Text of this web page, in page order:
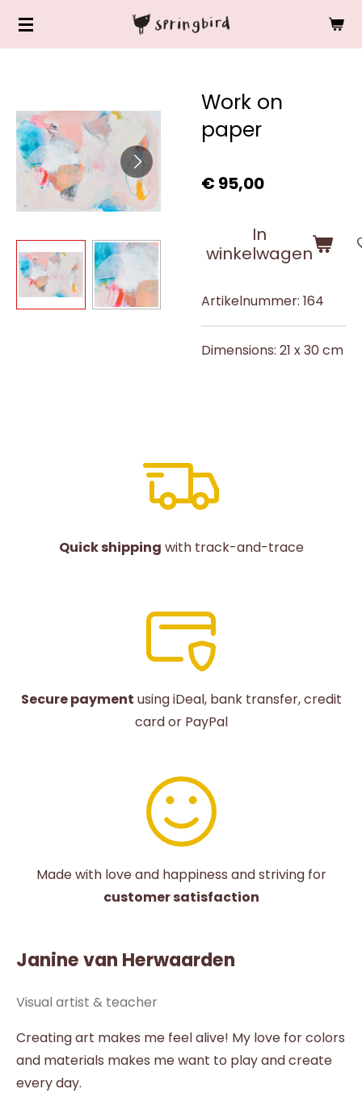
Ga
hoofdinhoud
Work on
paper
€ 95,00
In
winkelwagen
Artikelnummer: 164
Dimensions: 21 x 30 cm
Quick shipping with track-and-trace
Secure payment using iDeal, bank transfer, credit
card or PayPal
Made with love and happiness and striving for
customer satisfaction
Janine van Herwaarden
Visual artist & teacher
Creating art makes me feel alive! My love for colors
and materials makes me want to play and create
every day.